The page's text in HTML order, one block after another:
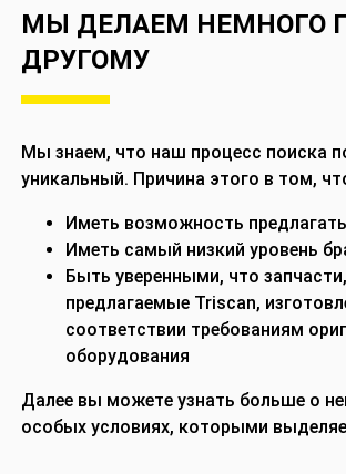
МЫ ДЕЛАЕМ НЕМНОГО
ДРУГОМУ
Мы знаем, что наш процесс поиска
уникальный. Причина этого в том,
Иметь возможность
Иметь самый низкий уровень
Быть уверенными, что запчасти,
предлагаемые Triscan,
соответствии требованиям
оборудования
Далее вы можете узнать больше о
особых условиях, которыми